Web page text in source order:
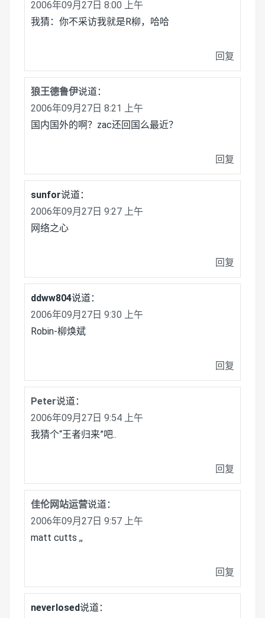
2006年09月27日 8:00 上午
我猜：你不采访我就是R柳，哈哈
回复
狼王德鲁伊说道：
2006年09月27日 8:21 上午
国内国外的啊？zac还回国么最近？
回复
sunfor说道：
2006年09月27日 9:27 上午
网络之心
回复
ddww804说道：
2006年09月27日 9:30 上午
Robin-柳焕斌
回复
Peter说道：
2006年09月27日 9:54 上午
我猜个“王者归来”吧..
回复
佳伦网站运营说道：
2006年09月27日 9:57 上午
matt cutts ,,
回复
neverlosed说道：